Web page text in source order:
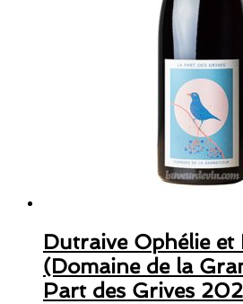
Dutraive Ophélie et
(Domaine de la
Part des Grives